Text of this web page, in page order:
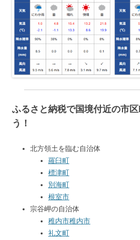
ふるさと納税で国境付近の市
う！
北方領土を臨む自治体
羅臼町
標津町
別海町
根室市
宗谷岬の自治体
稚内市稚内市
礼文町